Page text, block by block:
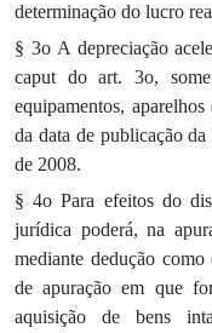
determinação do lucro
§ 3o A depreciação
caput do art. 3o,
equipamentos,
da data de publicação
de 2008.
§ 4o Para efeitos do
jurídica poderá, na
mediante dedução
de apuração em que
aquisição de bens